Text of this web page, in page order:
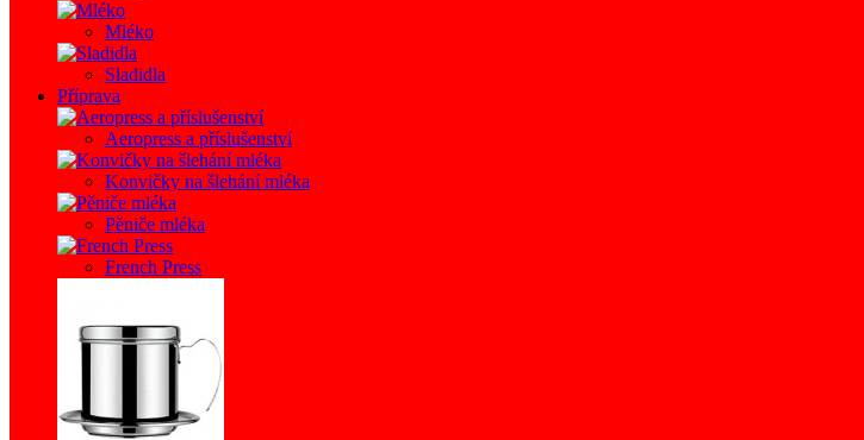
Mléko
Sladidla
Příprava
Aeropress a příslušenství
Konvičky na šlehání mléka
Pěniče mléka
French Press